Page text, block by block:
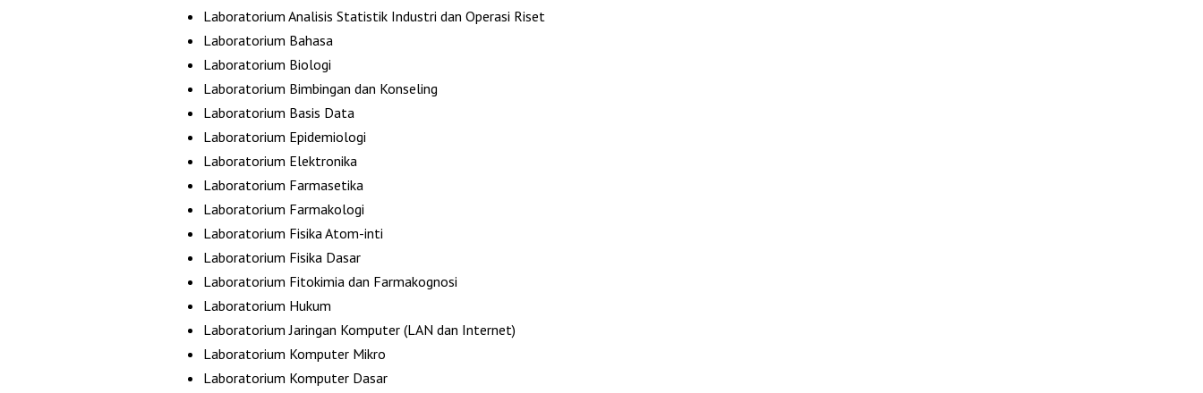
Laboratorium Analisis Statistik Industri dan Operasi Riset
Laboratorium Bahasa
Laboratorium Biologi
Laboratorium Bimbingan dan Konseling
Laboratorium Basis Data
Laboratorium Epidemiologi
Laboratorium Elektronika
Laboratorium Farmasetika
Laboratorium Farmakologi
Laboratorium Fisika Atom-inti
Laboratorium Fisika Dasar
Laboratorium Fitokimia dan Farmakognosi
Laboratorium Hukum
Laboratorium Jaringan Komputer (LAN dan Internet)
Laboratorium Komputer Mikro
Laboratorium Komputer Dasar